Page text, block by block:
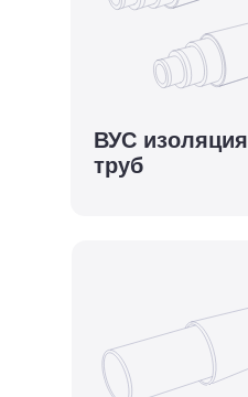
ВУС изоляция
труб